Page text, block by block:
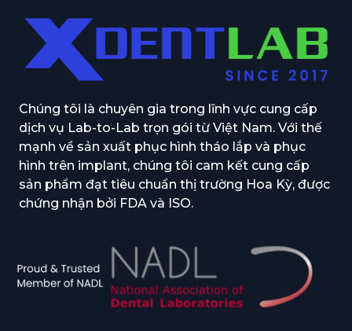
Chúng tôi là chuyên gia trong lĩnh vực cung cấp
dịch vụ Lab-to-Lab trọn gói từ Việt Nam. Với thế
mạnh về sản xuất phục hình tháo lắp và phục
hình trên implant, chúng tôi cam kết cung cấp
sản phẩm đạt tiêu chuẩn thị trường Hoa Kỳ, được
chứng nhận bởi FDA và ISO.